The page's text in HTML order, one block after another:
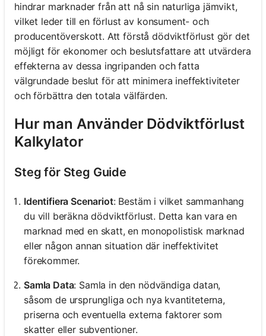
hindrar marknader från att nå sin naturliga jämvikt,
vilket leder till en förlust av konsument- och
producentöverskott. Att förstå dödviktförlust gör det
möjligt för ekonomer och beslutsfattare att utvärdera
effekterna av dessa ingripanden och fatta
välgrundade beslut för att minimera ineffektiviteter
och förbättra den totala välfärden.
Hur man Använder Dödviktförlust
Kalkylator
Steg för Steg Guide
Identifiera Scenariot: Bestäm i vilket sammanhang
du vill beräkna dödviktförlust. Detta kan vara en
marknad med en skatt, en monopolistisk marknad
eller någon annan situation där ineffektivitet
förekommer.
Samla Data: Samla in den nödvändiga datan,
såsom de ursprungliga och nya kvantiteterna,
priserna och eventuella externa faktorer som
skatter eller subventioner.